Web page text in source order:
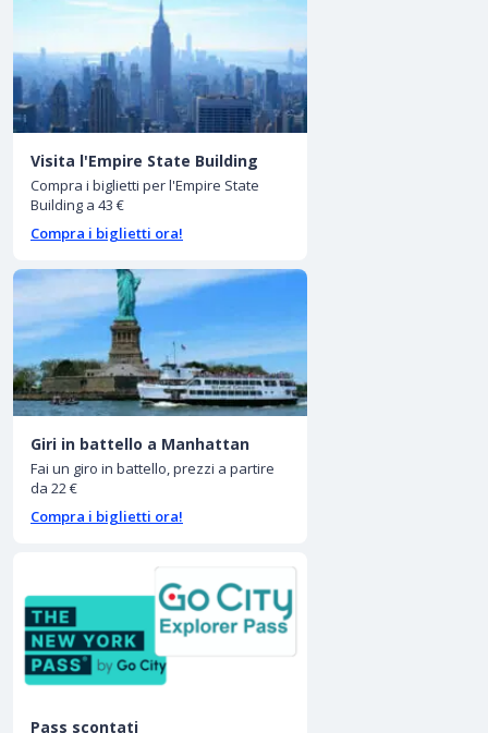
Visita l'Empire State Building
Compra i biglietti per l'Empire State
Building a 43 €
Compra i biglietti ora!
Giri in battello a Manhattan
Fai un giro in battello, prezzi a partire
da 22 €
Compra i biglietti ora!
Pass scontati